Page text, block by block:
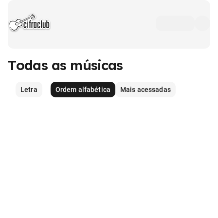
Todas as músicas
Letra Ordem alfabética Mais acessadas